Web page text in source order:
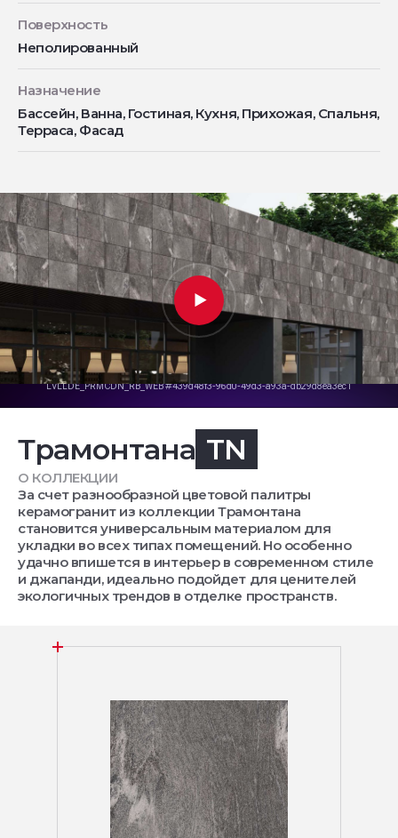
Поверхность
Неполированный
Назначение
Бассейн, Ванна, Гостиная, Кухня, Прихожая, Спальня,
Терраса, Фасад
Трамонтана TN
О КОЛЛЕКЦИИ
За счет разнообразной цветовой палитры
керамогранит из коллекции Трамонтана
становится универсальным материалом для
укладки во всех типах помещений. Но особенно
удачно впишется в интерьер в современном стиле
и джапанди, идеально подойдет для ценителей
экологичных трендов в отделке пространств.